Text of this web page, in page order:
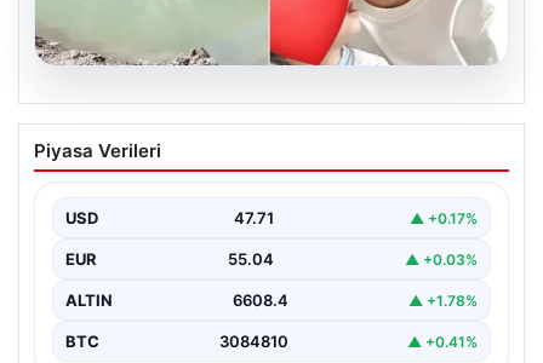
06.08.2026
12 yaşındaki çocuk hafriyat alınan
gölette boğuldu
Oluşan Gölette Boğuldu", "content": "Erzurum’un Oltu
ilçesinde…
Piyasa Verileri
USD 47.71 ▲ +0.17%
EUR 55.04 ▲ +0.03%
ALTIN 6608.4 ▲ +1.78%
BTC 3084810 ▲ +0.41%